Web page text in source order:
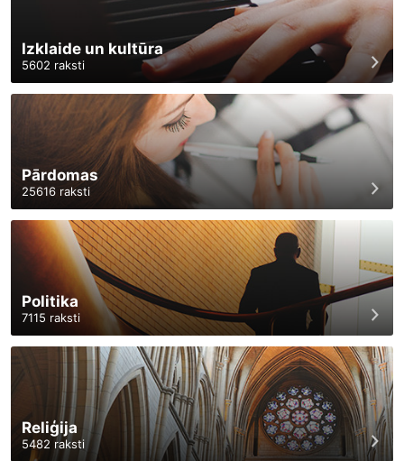
Izklaide un kultūra
5602 raksti
Pārdomas
25616 raksti
Politika
7115 raksti
Reliģija
5482 raksti